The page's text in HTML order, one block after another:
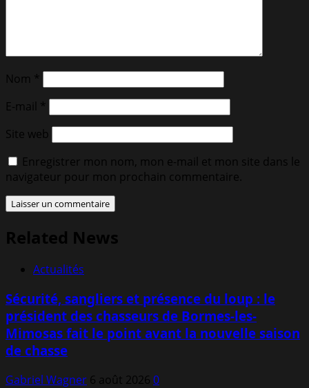
Nom *
E-mail
*
Site web
Enregistrer mon nom, mon e-mail et mon site dans le
navigateur pour mon prochain commentaire.
Related News
Actualités
Sécurité, sangliers et présence du loup : le
président des chasseurs de Bormes-les-
Mimosas fait le point avant la nouvelle saison
de chasse
Gabriel Wagner 6 août 2026 0